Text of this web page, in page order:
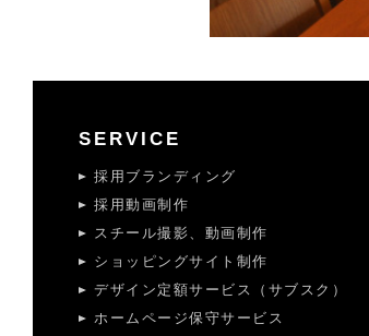
SERVICE
採用ブランディング
採用動画制作
スチール撮影、動画制作
ショッピングサイト制作
デザイン定額サービス（サブスク）
ホームページ保守サービス